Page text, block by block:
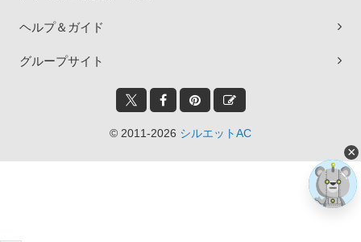
ヘルプ＆ガイド
グループサイト
© 2011-2026 シルエットAC
×